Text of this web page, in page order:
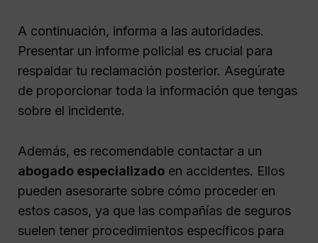
A continuación, informa a las autoridades.
Presentar un informe policial es crucial para
respaldar tu reclamación posterior. Asegúrate
de proporcionar toda la información que tengas
sobre el incidente.
Además, es recomendable contactar a un
abogado especializado en accidentes. Ellos
pueden asesorarte sobre cómo proceder en
estos casos, ya que las compañías de seguros
suelen tener procedimientos específicos para